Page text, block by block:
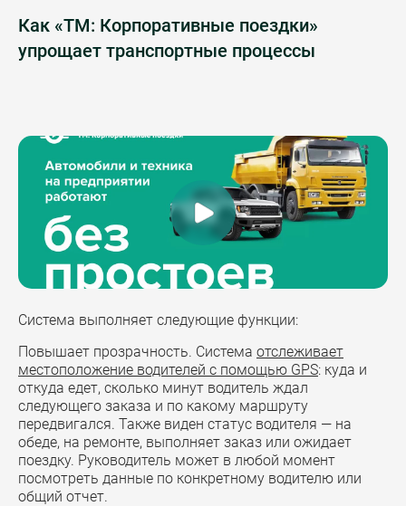
Как «ТМ: Корпоративные поездки»
упрощает транспортные процессы
Система выполняет следующие функции:
Повышает прозрачность. Система отслеживает
местоположение водителей с помощью GPS: куда и
откуда едет, сколько минут водитель ждал
следующего заказа и по какому маршруту
передвигался. Также виден статус водителя — на
обеде, на ремонте, выполняет заказ или ожидает
поездку. Руководитель может в любой момент
посмотреть данные по конкретному водителю или
общий отчет.